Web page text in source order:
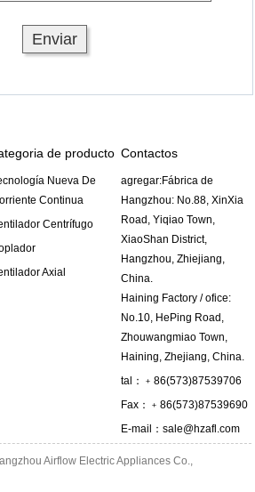
de producto
Nueva De
Continua
Centrífugo
Axial
Contactos
agregar:Fábrica de
Hangzhou: No.88, XinXia
Road, Yiqiao Town,
XiaoShan District,
Hangzhou, Zhiejiang,
China.
Haining Factory / ofice:
No.10, HePing Road,
Zhouwangmiao Town,
Haining, Zhejiang, China.
tal：﹢86(573)87539706
Fax：﹢86(573)87539690
E-mail： sale@hzafl.com
Airflow Electric Appliances Co.,